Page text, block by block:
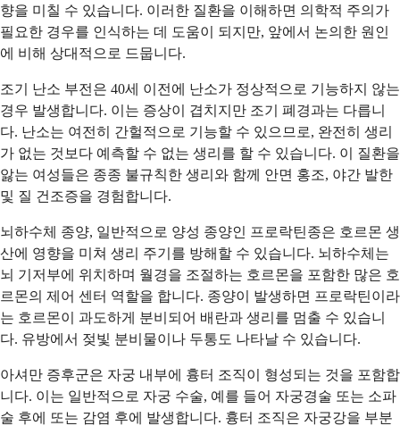
향을 미칠 수 있습니다. 이러한 질환을 이해하면 의학적 주의가
필요한 경우를 인식하는 데 도움이 되지만, 앞에서 논의한 원인
에 비해 상대적으로 드뭅니다.
조기 난소 부전은 40세 이전에 난소가 정상적으로 기능하지 않는
경우 발생합니다. 이는 증상이 겹치지만 조기 폐경과는 다릅니
다. 난소는 여전히 간헐적으로 기능할 수 있으므로, 완전히 생리
가 없는 것보다 예측할 수 없는 생리를 할 수 있습니다. 이 질환을
앓는 여성들은 종종 불규칙한 생리와 함께 안면 홍조, 야간 발한
및 질 건조증을 경험합니다.
뇌하수체 종양, 일반적으로 양성 종양인 프로락틴종은 호르몬 생
산에 영향을 미쳐 생리 주기를 방해할 수 있습니다. 뇌하수체는
뇌 기저부에 위치하며 월경을 조절하는 호르몬을 포함한 많은 호
르몬의 제어 센터 역할을 합니다. 종양이 발생하면 프로락틴이라
는 호르몬이 과도하게 분비되어 배란과 생리를 멈출 수 있습니
다. 유방에서 젖빛 분비물이나 두통도 나타날 수 있습니다.
아셔만 증후군은 자궁 내부에 흉터 조직이 형성되는 것을 포함합
니다. 이는 일반적으로 자궁 수술, 예를 들어 자궁경술 또는 소파
술 후에 또는 감염 후에 발생합니다. 흉터 조직은 자궁강을 부분